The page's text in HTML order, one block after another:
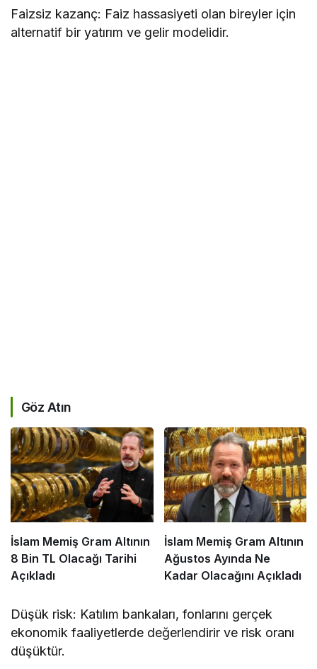
Faizsiz kazanç: Faiz hassasiyeti olan bireyler için
alternatif bir yatırım ve gelir modelidir.
Göz Atın
İslam Memiş Gram Altının
8 Bin TL Olacağı Tarihi
Açıkladı
İslam Memiş Gram Altının
Ağustos Ayında Ne
Kadar Olacağını Açıkladı
Düşük risk: Katılım bankaları, fonlarını gerçek
ekonomik faaliyetlerde değerlendirir ve risk oranı
düşüktür.